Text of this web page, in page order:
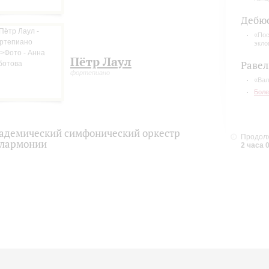
Пётр Лаул
фортепиано
симфонический оркестр
2 часа